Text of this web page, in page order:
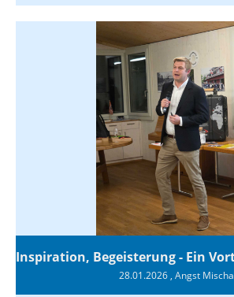
28.01.2026, Angst Mischa